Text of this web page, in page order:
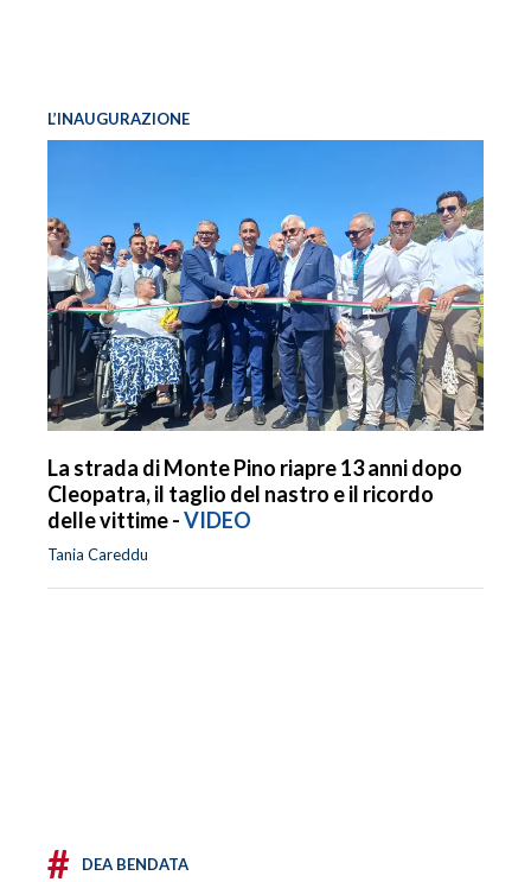
L’INAUGURAZIONE
La strada di Monte Pino riapre 13 anni dopo
Cleopatra, il taglio del nastro e il ricordo
delle vittime -VIDEO
Tania Careddu
# DEA BENDATA